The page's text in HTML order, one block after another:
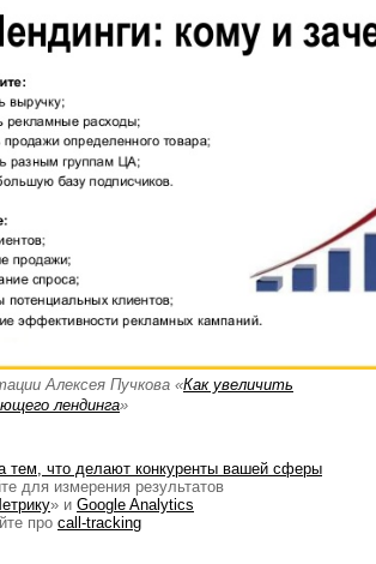
Алексея Пучкова «Как увеличить
лендинга»
тем, что делают конкуренты вашей сферы
для измерения результатов
» и Google Analytics
про call-tracking